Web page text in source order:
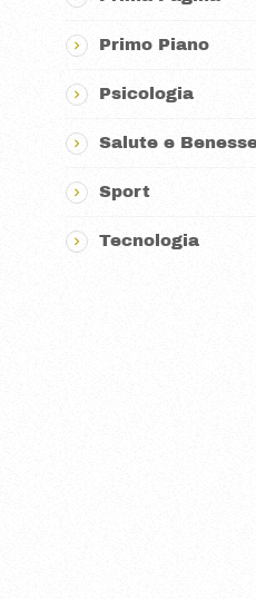
Primo Piano
Psicologia
Salute e
Sport
Tecnologia